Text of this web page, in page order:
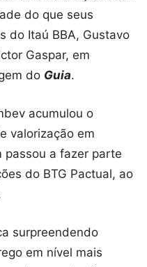
do que seus
do Itaú BBA, Gustavo
Gaspar, em
do Guia.
acumulou o
valorização em
passou a fazer parte
do BTG Pactual, ao
surpreendendo
em nível mais